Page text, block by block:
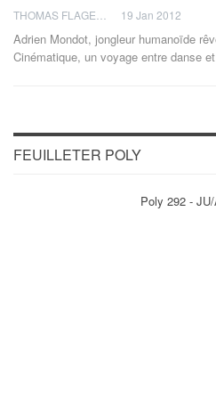
19 Jan 2012
Adrien Mondot, jongleur humanoïde
Cinématique, un voyage entre danse
FEUILLETER POLY
Poly 292 -